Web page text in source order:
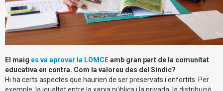
El maig es va aprovar la LOMCEamb gran part de la comunitat
educativa en contra. Com la valoreu des del Síndic?
Hi ha certs aspectes que haurien de ser preservats i enfortits. Per
exemple, la igualtat entre la xarxa pública i la privada, la distribució